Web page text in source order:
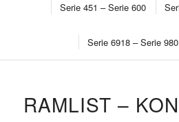
Serie 451 – Serie 600
Serie 6918 – Serie 980
RAMLIST –